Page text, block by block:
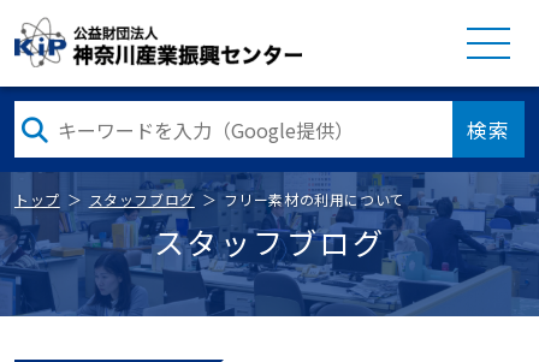
検索
トップ スタッフブログ フリー素材の利用について
スタッフブログ